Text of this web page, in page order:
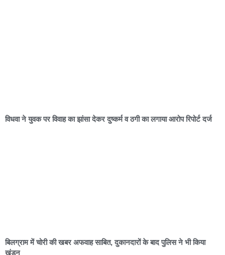
विधवा ने युवक पर विवाह का झांसा देकर दुष्कर्म व ठगी का लगाया आरोप रिपोर्ट दर्ज
बिलग्राम में चोरी की खबर अफवाह साबित, दुकानदारों के बाद पुलिस ने भी किया
खंडन